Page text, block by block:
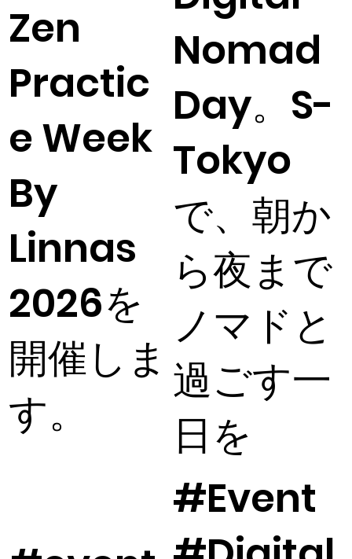
Zen
Practic
e Week
By
Linnas
2026を
開催しま
す。
Nomad
Day。S-
Tokyo
で、朝か
ら夜まで
ノマドと
過ごす一
日を
#Event